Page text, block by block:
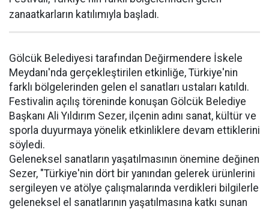
zanaatkarların katılımıyla başladı.
Gölcük Belediyesi tarafından Değirmendere İskele
Meydanı'nda gerçekleştirilen etkinliğe, Türkiye'nin
farklı bölgelerinden gelen el sanatları ustaları katıldı.
Festivalin açılış töreninde konuşan Gölcük Belediye
Başkanı Ali Yıldırım Sezer, ilçenin adını sanat, kültür ve
sporla duyurmaya yönelik etkinliklere devam ettiklerini
söyledi.
Geleneksel sanatların yaşatılmasının önemine değinen
Sezer, "Türkiye'nin dört bir yanından gelerek ürünlerini
sergileyen ve atölye çalışmalarında verdikleri bilgilerle
geleneksel el sanatlarının yaşatılmasına katkı sunan